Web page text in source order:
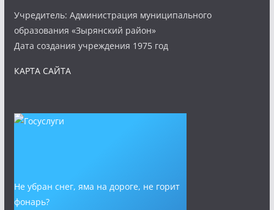
Учредитель: Администрация муниципального
образования «Зырянский район»
Дата создания учреждения 1975 год
КАРТА САЙТА
Не убран снег, яма на дороге, не горит
фонарь?